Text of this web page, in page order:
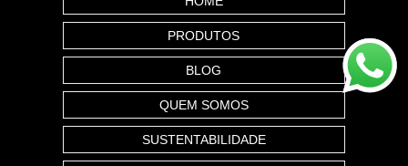
PRODUTOS
BLOG
QUEM SOMOS
SUSTENTABILIDADE